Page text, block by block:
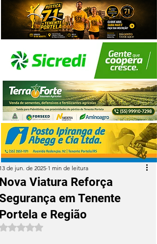
Viatura Reforça
em Tenente
e Região
de jun. de 2025 1 min de leitura
Avaliado com NaN de 5 estrelas.